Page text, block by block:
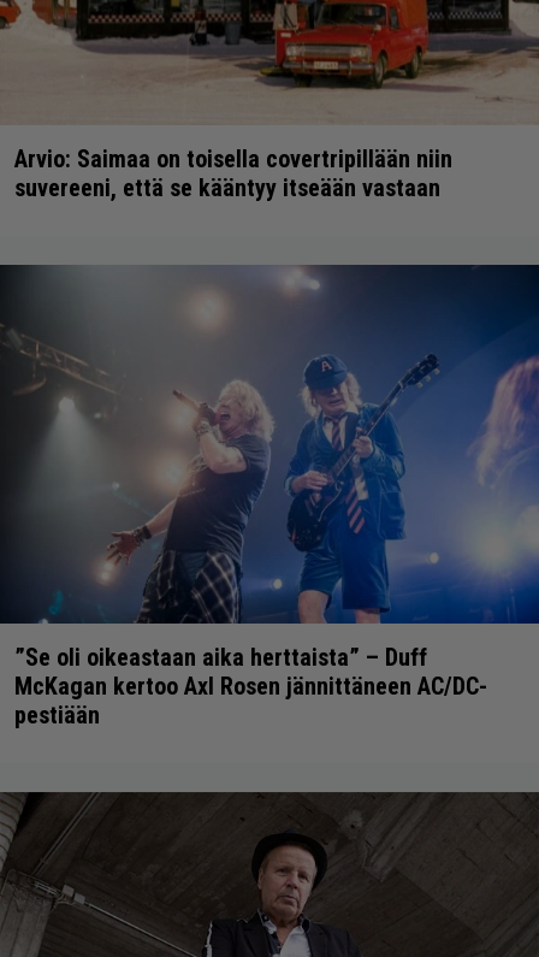
Arvio: Saimaa on toisella covertripillään niin
suvereeni, että se kääntyy itseään vastaan
”Se oli oikeastaan aika herttaista” – Duff
McKagan kertoo Axl Rosen jännittäneen AC/DC-
pestiään